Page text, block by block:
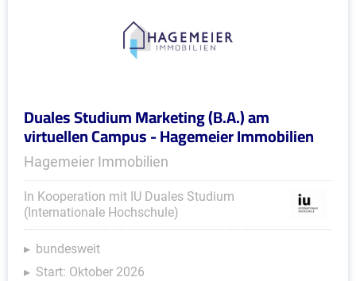
Duales Studium Marketing (B.A.) am
virtuellen Campus - Hagemeier Immobilien
Hagemeier Immobilien
In Kooperation mit IU Duales Studium
(Internationale Hochschule)
bundesweit
Start: Oktober 2026